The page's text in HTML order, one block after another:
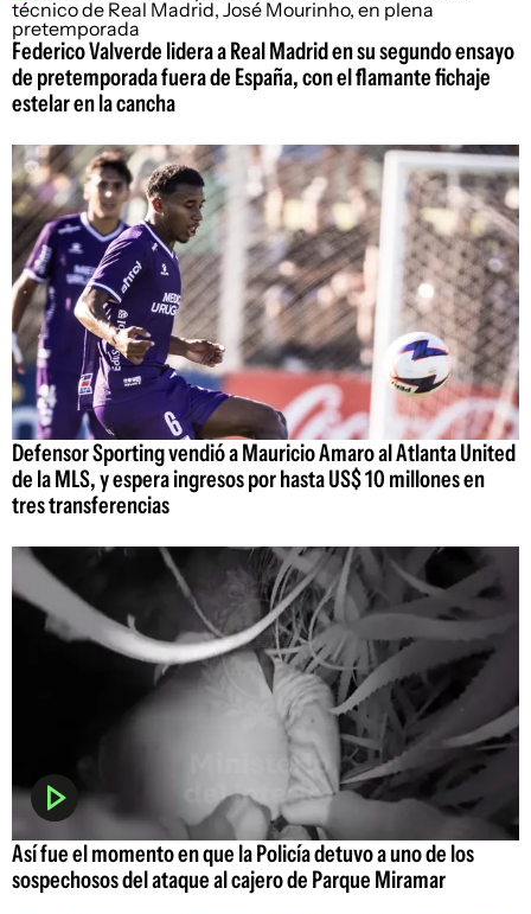
Federico Valverde lidera a Real Madrid en su segundo ensayo
de pretemporada fuera de España, con el flamante fichaje
estelar en la cancha
Defensor Sporting vendió a Mauricio Amaro al Atlanta United
de la MLS, y espera ingresos por hasta US$ 10 millones en
tres transferencias
Así fue el momento en que la Policía detuvo a uno de los
sospechosos del ataque al cajero de Parque Miramar